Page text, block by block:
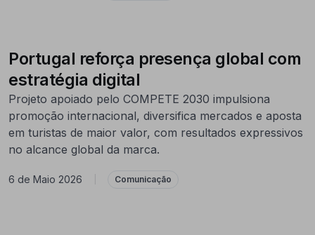
Portugal reforça presença global com
estratégia digital
Projeto apoiado pelo COMPETE 2030 impulsiona
promoção internacional, diversifica mercados e aposta
em turistas de maior valor, com resultados expressivos
no alcance global da marca.
6 de Maio 2026 Comunicação